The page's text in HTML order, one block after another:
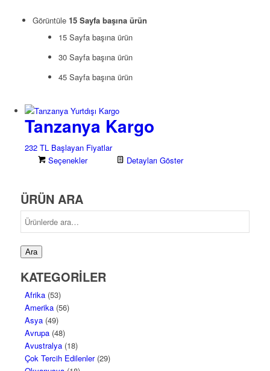
Görüntüle 15 Sayfa başına ürün
15 Sayfa başına ürün
30 Sayfa başına ürün
45 Sayfa başına ürün
Tanzanya Kargo
232 TL Başlayan Fiyatlar
Seçenekler
Detayları Göster
ÜRÜN ARA
Ara:
Ara
KATEGORİLER
Afrika (53)
Amerika (56)
Asya (49)
Avrupa (48)
Avustralya (18)
Çok Tercih Edilenler (29)